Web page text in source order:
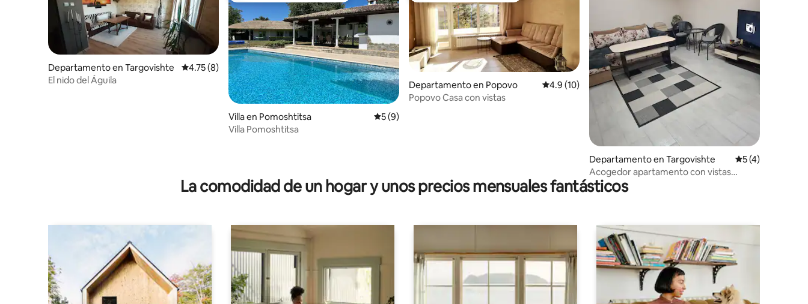
Departamento en Targovishte Calificación promedio: 4.75 de 5; 8 evaluaciones
4.75 (8)
El nido del Águila
Villa en Pomoshtitsa Calificación promedio: 5 de 5; 9 evaluaciones
5 (9)
Villa Pomoshtitsa
Departamento en Popovo Calificación promedio: 4.9 de 5; 10 evaluaciones
4.9 (10)
Popovo Casa con vistas
Departamento en Targovishte Calificación
5 (4)
Acogedor apartamento con vistas
panorámicas al centro.
La comodidad de un hogar y unos precios mensuales fantásticos